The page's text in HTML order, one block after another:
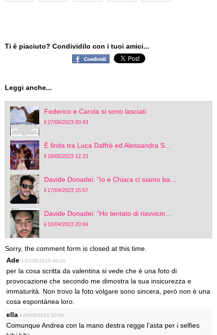
Ti è piaciuto? Condividilo con i tuoi amici...
Leggi anche...
Federico e Carola si sono lasciati
il 27/06/2023 00:43
È finita tra Luca Daffrè ed Alessandra S...
il 18/05/2023 12:23
Davide Donadei: “Io e Chiara ci siamo ba...
il 17/04/2023 15:57
Davide Donadei: “Ho tentato di riavvicin...
il 16/04/2023 20:04
Sorry, the comment form is closed at this time.
Ade il 07/08/2015 00:20
per la cosa scritta da valentina si vede che è una foto di
provocazione che secondo me dimostra la sua insicurezza e
immaturità. Non trovo la foto volgare sono sincera, però non è una
cosa espontànea loro.
ella il 06/08/2015 20:00
Comunque Andrea con la mano destra regge l’asta per i selfies